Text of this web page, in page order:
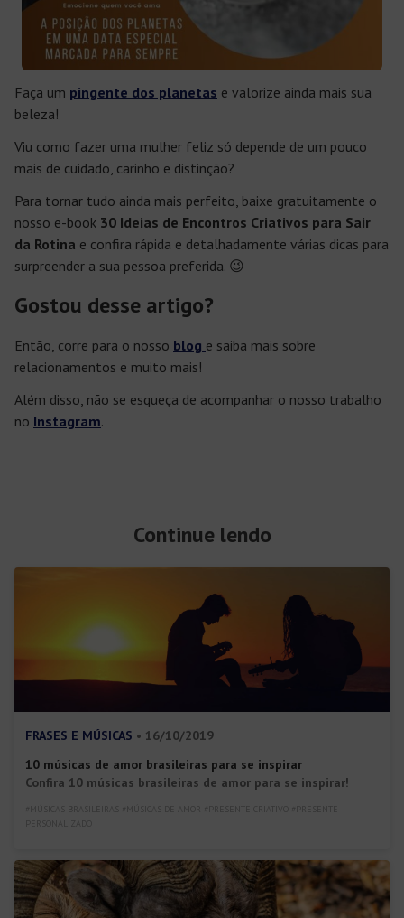
Faça um pingente dos planetas e valorize ainda mais sua
beleza!
Viu como fazer uma mulher feliz só depende de um pouco
mais de cuidado, carinho e distinção?
Para tornar tudo ainda mais perfeito, baixe gratuitamente o
nosso e-book 30 Ideias de Encontros Criativos para Sair
da Rotina e confira rápida e detalhadamente várias dicas para
surpreender a sua pessoa preferida. 😉
Gostou desse artigo?
Então, corre para o nosso blog e saiba mais sobre
relacionamentos e muito mais!
Além disso, não se esqueça de acompanhar o nosso trabalho
no Instagram.
Continue lendo
FRASES E MÚSICAS • 16/10/2019
10 músicas de amor brasileiras para se inspirar
Confira 10 músicas brasileiras de amor para se inspirar!